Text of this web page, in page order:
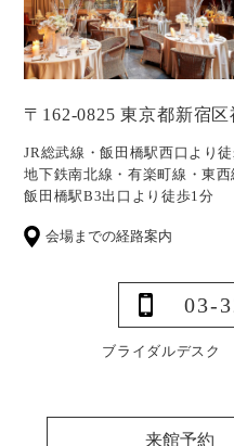
〒162-0825 東京都新宿区
JR総武線・飯田橋駅西口より
地下鉄南北線・有楽町線・東
飯田橋駅B3出口より徒歩1分
会場までの経路案内
03-
ブライダルデスク
来館予約